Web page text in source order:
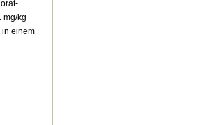
mg/kg
in einem